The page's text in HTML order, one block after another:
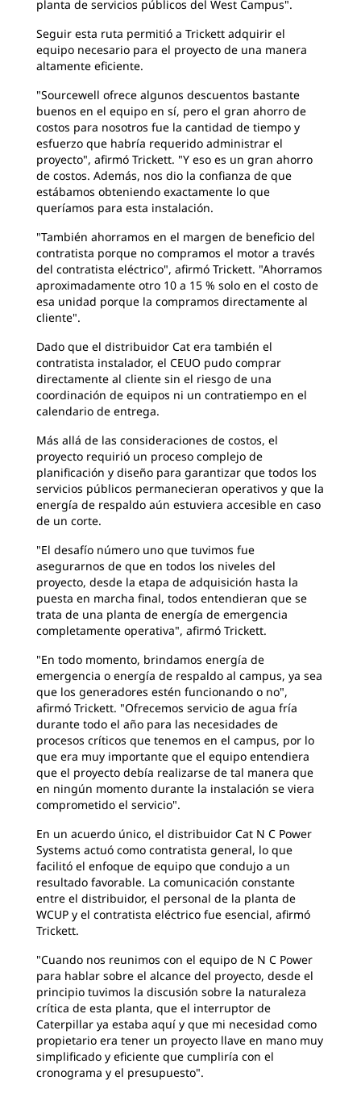
planta de servicios públicos del West Campus".
Seguir esta ruta permitió a Trickett adquirir el
equipo necesario para el proyecto de una manera
altamente eficiente.
"Sourcewell ofrece algunos descuentos bastante
buenos en el equipo en sí, pero el gran ahorro de
costos para nosotros fue la cantidad de tiempo y
esfuerzo que habría requerido administrar el
proyecto", afirmó Trickett. "Y eso es un gran ahorro
de costos. Además, nos dio la confianza de que
estábamos obteniendo exactamente lo que
queríamos para esta instalación.
"También ahorramos en el margen de beneficio del
contratista porque no compramos el motor a través
del contratista eléctrico", afirmó Trickett. "Ahorramos
aproximadamente otro 10 a 15 % solo en el costo de
esa unidad porque la compramos directamente al
cliente".
Dado que el distribuidor Cat era también el
contratista instalador, el CEUO pudo comprar
directamente al cliente sin el riesgo de una
coordinación de equipos ni un contratiempo en el
calendario de entrega.
Más allá de las consideraciones de costos, el
proyecto requirió un proceso complejo de
planificación y diseño para garantizar que todos los
servicios públicos permanecieran operativos y que la
energía de respaldo aún estuviera accesible en caso
de un corte.
"El desafío número uno que tuvimos fue
asegurarnos de que en todos los niveles del
proyecto, desde la etapa de adquisición hasta la
puesta en marcha final, todos entendieran que se
trata de una planta de energía de emergencia
completamente operativa", afirmó Trickett.
"En todo momento, brindamos energía de
emergencia o energía de respaldo al campus, ya sea
que los generadores estén funcionando o no",
afirmó Trickett. "Ofrecemos servicio de agua fría
durante todo el año para las necesidades de
procesos críticos que tenemos en el campus, por lo
que era muy importante que el equipo entendiera
que el proyecto debía realizarse de tal manera que
en ningún momento durante la instalación se viera
comprometido el servicio".
En un acuerdo único, el distribuidor Cat N C Power
Systems actuó como contratista general, lo que
facilitó el enfoque de equipo que condujo a un
resultado favorable. La comunicación constante
entre el distribuidor, el personal de la planta de
WCUP y el contratista eléctrico fue esencial, afirmó
Trickett.
"Cuando nos reunimos con el equipo de N C Power
para hablar sobre el alcance del proyecto, desde el
principio tuvimos la discusión sobre la naturaleza
crítica de esta planta, que el interruptor de
Caterpillar ya estaba aquí y que mi necesidad como
propietario era tener un proyecto llave en mano muy
simplificado y eficiente que cumpliría con el
cronograma y el presupuesto".